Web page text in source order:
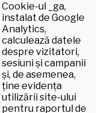
Cookie-ul _ga,
instalat de Google
Analytics,
calculează datele
despre vizitatori,
sesiuni și campanii
și, de asemenea,
ține evidența
utilizării site-ului
pentru raportul de